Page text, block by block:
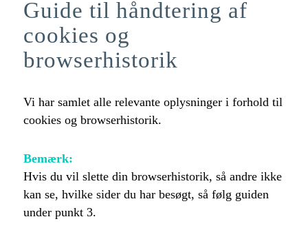
Guide til håndtering af
cookies og
browserhistorik
Vi har samlet alle relevante oplysninger i forhold til
cookies og browserhistorik.
Bemærk:
Hvis du vil slette din browserhistorik, så andre ikke
kan se, hvilke sider du har besøgt, så følg guiden
under punkt 3.